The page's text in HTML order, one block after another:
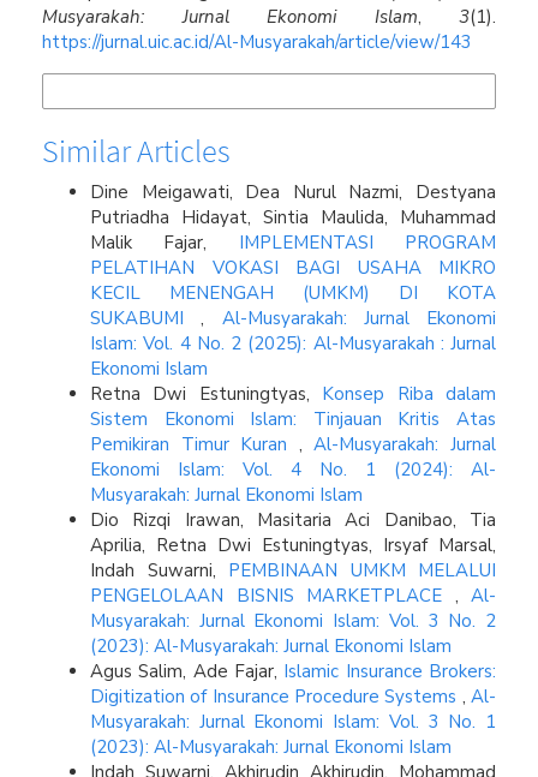
Musyarakah: Jurnal Ekonomi Islam, 3(1).
https://jurnal.uic.ac.id/Al-Musyarakah/article/view/143
Similar Articles
Dine Meigawati, Dea Nurul Nazmi, Destyana
Putriadha Hidayat, Sintia Maulida, Muhammad
Malik Fajar, IMPLEMENTASI PROGRAM
PELATIHAN VOKASI BAGI USAHA MIKRO
KECIL MENENGAH (UMKM) DI KOTA
SUKABUMI, Al-Musyarakah: Jurnal Ekonomi
Islam: Vol. 4 No. 2 (2025): Al-Musyarakah : Jurnal
Ekonomi Islam
Retna Dwi Estuningtyas, Konsep Riba dalam
Sistem Ekonomi Islam: Tinjauan Kritis Atas
Pemikiran Timur Kuran ,Al-Musyarakah: Jurnal
Ekonomi Islam: Vol. 4 No. 1 (2024): Al-
Musyarakah: Jurnal Ekonomi Islam
Dio Rizqi Irawan, Masitaria Aci Danibao, Tia
Aprilia, Retna Dwi Estuningtyas, Irsyaf Marsal,
Indah Suwarni, PEMBINAAN UMKM MELALUI
PENGELOLAAN BISNIS MARKETPLACE , Al-
Musyarakah: Jurnal Ekonomi Islam: Vol. 3 No. 2
(2023): Al-Musyarakah: Jurnal Ekonomi Islam
Agus Salim, Ade Fajar, Islamic Insurance Brokers:
Digitization of Insurance Procedure Systems ,Al-
Musyarakah: Jurnal Ekonomi Islam: Vol. 3 No. 1
(2023): Al-Musyarakah: Jurnal Ekonomi Islam